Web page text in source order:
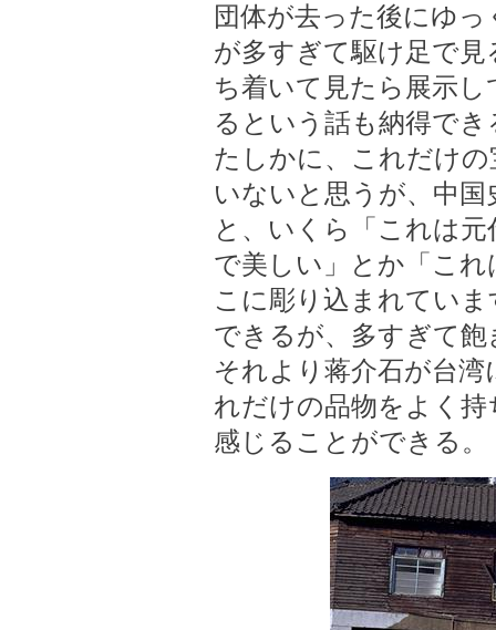
団体が去った後にゆ
が多すぎて駆け足で
ち着いて見たら展示
るという話も納得でき
たしかに、これだけ
いないと思うが、中
と、いくら「これは
で美しい」とか「こ
こに彫り込まれてい
できるが、多すぎて
それより蒋介石が台
れだけの品物をよく
感じることができる。